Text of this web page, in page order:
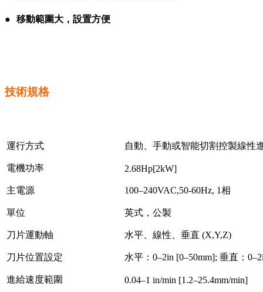
● 移動範圍大，設置方便
技術規格
運行方式 自動、手動或智能切割控製線性
電機功率 2.68Hp[2kW]
主電源 100–240VAC,50-60Hz, 1相
單位 英式，公製
刀片運動軸 水平、線性、垂直 (X,Y,Z)
刀片位置設定 水平：0–2in [0–50mm]; 垂直：
進給速度範圍 0.04–1 in/min [1.2–25.4mm/min]